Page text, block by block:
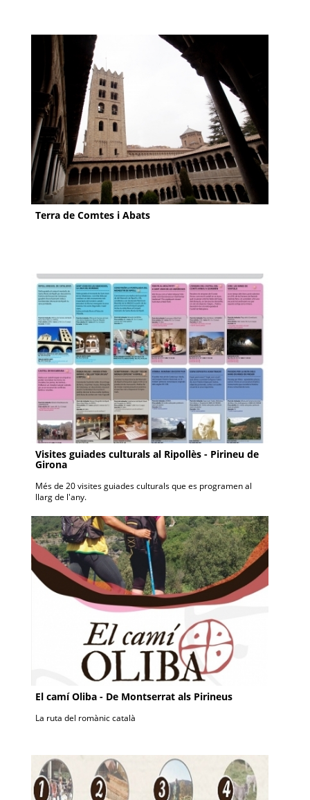
Terra de Comtes i Abats
Visites guiades culturals al Ripollès - Pirineu de
Girona
Més de 20 visites guiades culturals que es programen al
llarg de l'any.
El camí Oliba - De Montserrat als Pirineus
La ruta del romànic català